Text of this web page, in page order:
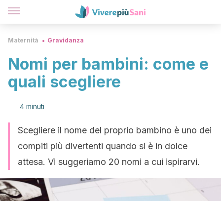
Maternità Gravidanza
Nomi per bambini: come e
quali scegliere
4 minuti
Scegliere il nome del proprio bambino è uno dei
compiti più divertenti quando si è in dolce
attesa. Vi suggeriamo 20 nomi a cui ispirarvi.